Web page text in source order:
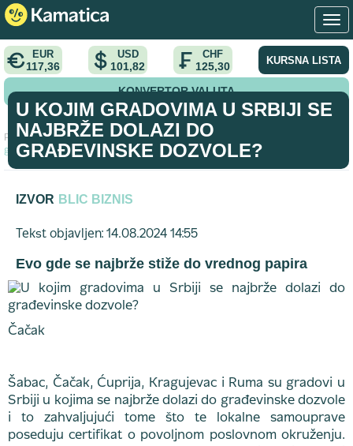
EUR
117,36
USD
101,82
CHF
125,30 KURSNA LISTA
KONVERTOR VALUTA
Početna > vodic >
U kojim gradovima u Srbiji se najbrže dolazi do
građevinske dozvole?
U KOJIM GRADOVIMA U SRBIJI SE
NAJBRŽE DOLAZI DO
GRAĐEVINSKE DOZVOLE?
IZVOR BLIC BIZNIS
Tekst objavljen: 14.08.2024 14:55
Evo gde se najbrže stiže do vrednog papira
Čačak
Šabac, Čačak, Ćuprija, Kragujevac i Ruma su gradovi u
Srbiji u kojima se najbrže dolazi do građevinske dozvole
i to zahvaljujući tome što te lokalne samouprave
poseduju certifikat o povoljnom poslovnom okruženju.